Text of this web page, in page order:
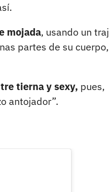
mojada, usando un
partes de su cuerpo,
tierna y sexy, pues,
antojador”.